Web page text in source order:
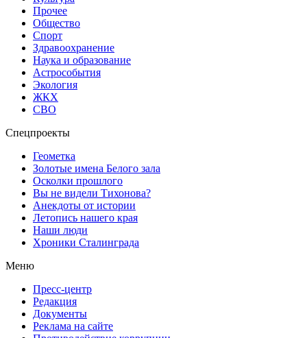
Прочее
Общество
Спорт
Здравоохранение
Наука и образование
Астрособытия
Экология
ЖКХ
СВО
Спецпроекты
Геометка
Золотые имена Белого зала
Осколки прошлого
Вы не видели Тихонова?
Анекдоты от истории
Летопись нашего края
Наши люди
Хроники Сталинграда
Меню
Пресс-центр
Редакция
Документы
Реклама на сайте